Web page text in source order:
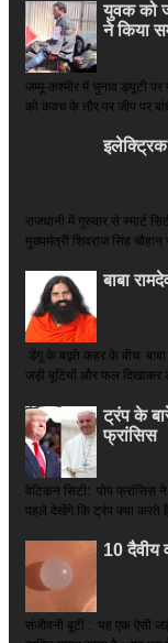
युवक को
ने किया
जम्मू-कश्मीर में चुनाव ड्यूटी पर
को कवच के तौर पर जीप पर
राजधानी में गुरुवार से स्मार्ट
मुख्यमंत्री शिवराज सिंह चौहान
बाबा
डेंगू के बढ़ते कहर के बीच
जड़ी बूटियों और फल दिखाकर
ट्रंप के
फ्रांसिस
वेटिकन सिटी: पोप फ्रांसिस
पहले देखेंगे कि ट्रंप क्या करते
10 दैवीय
संजीवनी बूटी : यह एक ऐसी